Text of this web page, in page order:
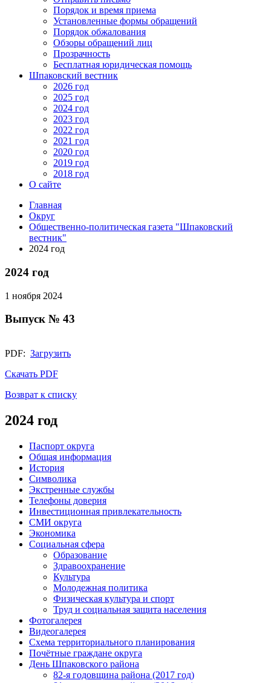
Порядок и время приема
Установленные формы обращений
Порядок обжалования
Обзоры обращений лиц
Прозрачность
Бесплатная юридическая помощь
Шпаковский вестник
2026 год
2025 год
2024 год
2023 год
2022 год
2021 год
2020 год
2019 год
2018 год
О сайте
Главная
Округ
Общественно-политическая газета "Шпаковский
вестник"
2024 год
2024 год
1 ноября 2024
Выпуск № 43
PDF: Загрузить
Скачать PDF
Возврат к списку
2024 год
Паспорт округа
Общая информация
История
Символика
Экстренные службы
Телефоны доверия
Инвестиционная привлекательность
СМИ округа
Экономика
Социальная сфера
Образование
Здравоохранение
Культура
Молодежная политика
Физическая культура и спорт
Труд и социальная защита населения
Фотогалерея
Видеогалерея
Схема территориального планирования
Почётные граждане округа
День Шпаковского района
82-я годовщина района (2017 год)